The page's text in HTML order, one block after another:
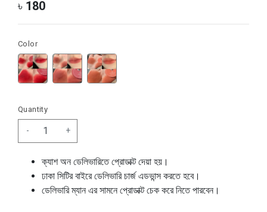
৳ 180
Color
Quantity
- +
ক্যাশ অন ডেলিভারিতে প্রোডাক্ট দেয়া হয়।
ঢাকা সিটির বাইরে ডেলিভারি চার্জ এডভান্স করতে হবে।
ডেলিভারি ম্যান এর সামনে প্রোডাক্ট চেক করে নিতে পারবেন।